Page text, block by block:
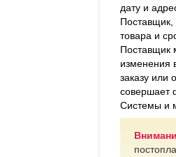
дату и
Поставщик,
товара и
Поставщик
изменения
заказу или
совершает
Системы и